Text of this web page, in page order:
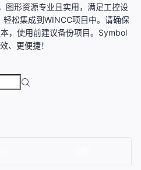
图形资源专业且实用，满足工控设
松集成到WINCC项目中。请确保
，使用前建议备份项目。Symbol
、更便捷！